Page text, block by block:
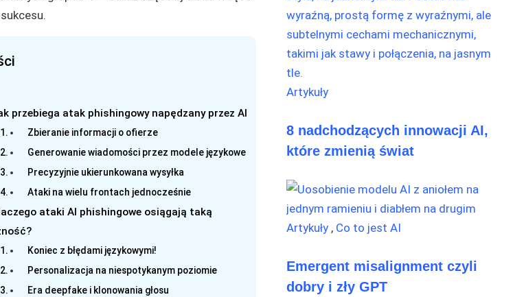
przebiega atak phishingowy napędzany przez AI
Zbieranie informacji o ofierze
Generowanie wiadomości przez modele językowe
Precyzyjnie ukierunkowana wysyłka
Ataki na wielu frontach jednocześnie
ataki AI phishingowe osiągają taką
Koniec z błędami językowymi!
Personalizacja na niespotykanym poziomie
Era deepfake i klonowania głosu
Artykuły
8 nadchodzących innowacji AI,
które zmienią świat
Artykuły , Co to jest AI
Emergent misalignment czyli
dobry i zły GPT